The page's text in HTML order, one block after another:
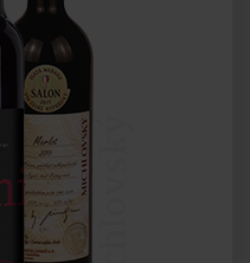
michlovský